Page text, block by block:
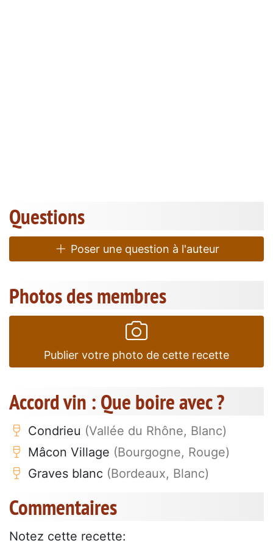
Questions
Poser une question à l'auteur
Photos des membres
Publier votre photo de cette recette
Accord vin : Que boire avec ?
Condrieu (Vallée du Rhône, Blanc)
Mâcon Village (Bourgogne, Rouge)
Graves blanc (Bordeaux, Blanc)
Commentaires
Notez cette recette: